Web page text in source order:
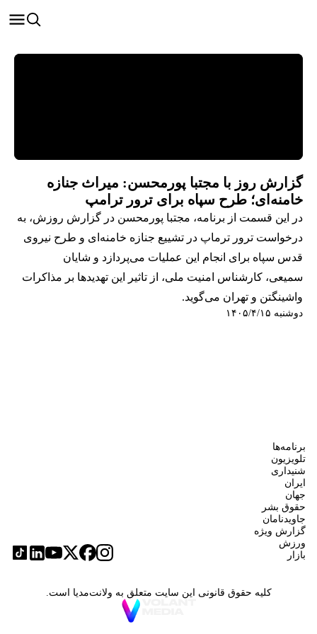
گزارش روز با مجتبا پورمحسن: میراث جنازه
خامنه‌ای‌؛ طرح سپاه برای ترور ترامپ
در این قسمت از برنامه، مجتبا پورمحسن در گزارش روزش، به
درخواست ترور ترماپ در تشییع جنازه خامنه‌ای و طرح نیروی
قدس سپاه برای انجام این عملیات می‌پردازد و شایان
سمیعی، کارشناس امنیت ملی، از تاثیر این تهدیدها بر مذاکرات
واشینگتن و تهران می‌‌گوید.
دوشنبه ۱۴۰۵/۴/۱۵
برنامه‌ها
تلویزیون
شنیداری
ایران
جهان
حقوق بشر
جاویدنامان
گزارش ویژه
ورزش
بازار
کلیه حقوق قانونی این سایت متعلق به ولانت‌مدیا است.